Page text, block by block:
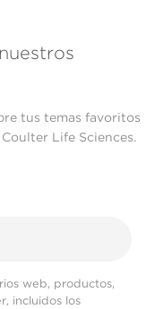
tus temas favoritos
Life Sciences.
web, productos,
incluidos los